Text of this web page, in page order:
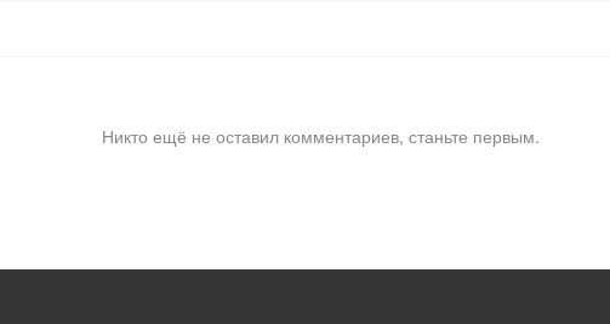
Никто ещё не оставил комментариев, станьте первым.